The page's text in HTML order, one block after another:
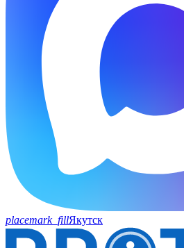
placemark_fillЯкутск